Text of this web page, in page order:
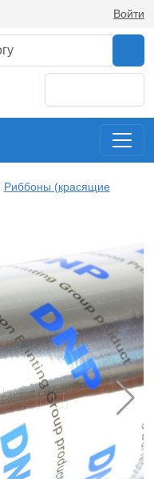
Войти
Риббоны (красящие